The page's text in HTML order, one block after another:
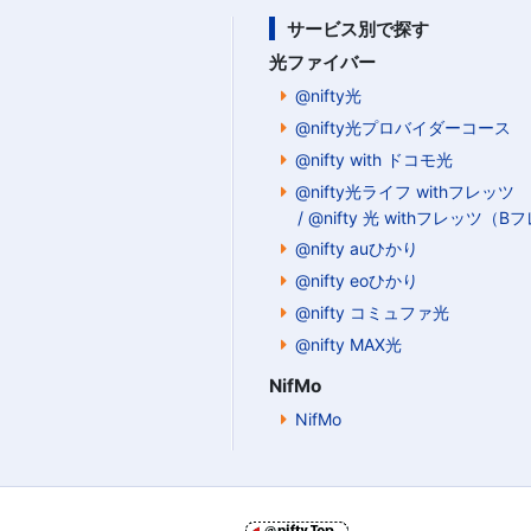
サービス別で探す
光ファイバー
@nifty光
@nifty光プロバイダーコース
@nifty with ドコモ光
@nifty光ライフ withフレッツ
/ @nifty 光 withフレッツ（Bフ
@nifty auひかり
@nifty eoひかり
@nifty コミュファ光
@nifty MAX光
NifMo
NifMo